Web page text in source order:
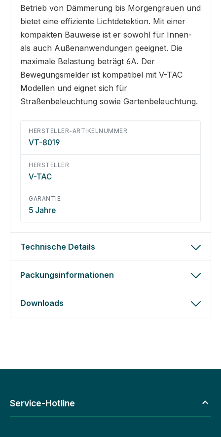
Betrieb von Dämmerung bis Morgengrauen und
bietet eine effiziente Lichtdetektion. Mit einer
kompakten Bauweise ist er sowohl für Innen-
als auch Außenanwendungen geeignet. Die
maximale Belastung beträgt 6A. Der
Bewegungsmelder ist kompatibel mit V-TAC
Modellen und eignet sich für
Straßenbeleuchtung sowie Gartenbeleuchtung.
HERSTELLER-ARTIKELNUMMER
VT-8019
HERSTELLER
V-TAC
GARANTIE
5 Jahre
Technische Details
Packungsinformationen
Downloads
Service-Hotline